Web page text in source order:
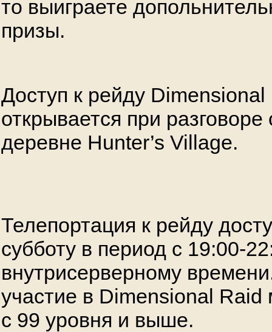
то выиграете
призы.
Доступ к рейду Dimensional
открывается при разговоре
деревне Hunter’s Village.
Телепортация к рейду
субботу в период с 19:00-
внутрисерверному
участие в Dimensional Raid
с 99 уровня и выше.